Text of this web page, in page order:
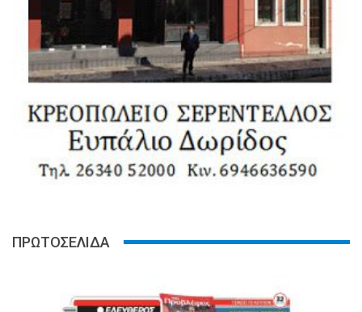
ΠΡΩΤΟΣΕΛΙΔΑ